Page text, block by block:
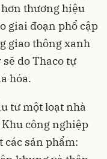
thương hiệu
giai đoạn phổ cập
giao thông xanh
do Thaco tự
hóa.
tư một loạt nhà
công nghiệp
các sản phẩm: